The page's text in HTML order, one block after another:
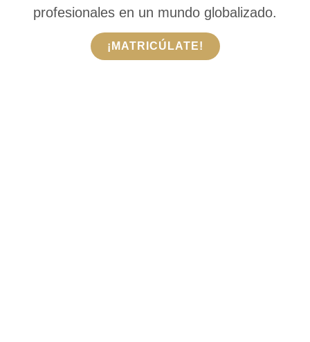
profesionales en un mundo globalizado.
¡MATRICÚLATE!